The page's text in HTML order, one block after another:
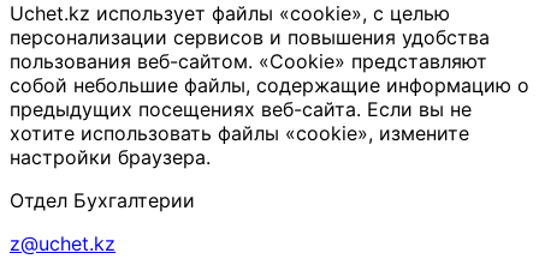
Uchet.kz использует файлы «cookie», с целью
персонализации сервисов и повышения удобства
пользования веб-сайтом. «Cookie» представляют
собой небольшие файлы, содержащие информацию о
предыдущих посещениях веб-сайта. Если вы не
хотите использовать файлы «cookie», измените
настройки браузера.
Отдел Бухгалтерии
z@uchet.kz